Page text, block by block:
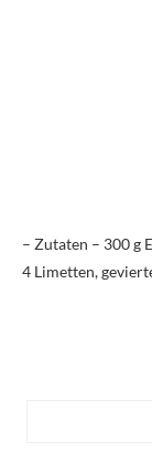
– Zutaten – 300 g
4 Limetten,